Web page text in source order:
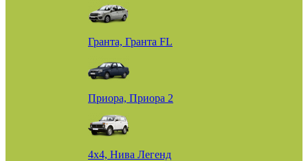
Гранта, Гранта FL
Приора, Приора 2
4х4, Нива Легенд